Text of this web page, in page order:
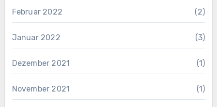
Februar 2022 (2)
Januar 2022 (3)
Dezember 2021 (1)
November 2021 (1)